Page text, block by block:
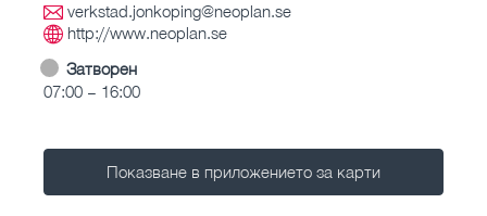
verkstad.jonkoping@neoplan.se
http://www.neoplan.se
Затворен
07:00 – 16:00
Показване в приложението за карти